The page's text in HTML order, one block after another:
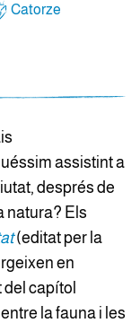
Catorze
assistint a
després de
natura? Els
(editat per la
en
capítol
la fauna i les